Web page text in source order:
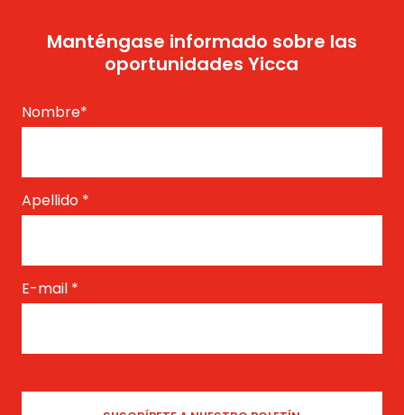
Manténgase informado sobre las
oportunidades Yicca
Nombre*
Apellido *
E-mail *